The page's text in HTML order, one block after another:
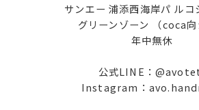
サンエー 浦添西海岸パ ルコ
グリーンゾーン （coca向
年中無休
公式LINE：
Instagram：